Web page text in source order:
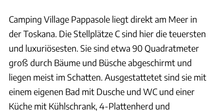
Camping Village Pappasole liegt direkt am Meer in
der Toskana. Die Stellplätze C sind hier die teuersten
und luxuriösesten. Sie sind etwa 90 Quadratmeter
groß durch Bäume und Büsche abgeschirmt und
liegen meist im Schatten. Ausgestattetet sind sie mit
einem eigenen Bad mit Dusche und WC und einer
Küche mit Kühlschrank, 4-Plattenherd und